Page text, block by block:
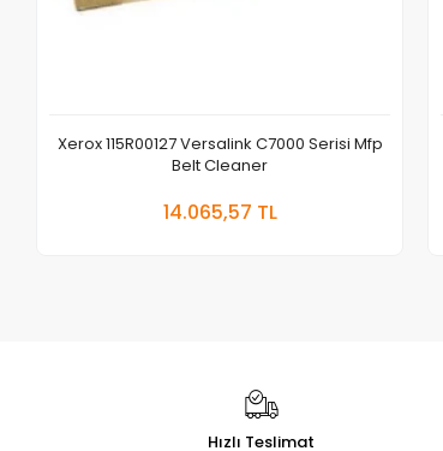
Xerox 115R00127 Versalink C7000 Serisi Mfp
Belt Cleaner
14.065,57 TL
Hızlı Teslimat